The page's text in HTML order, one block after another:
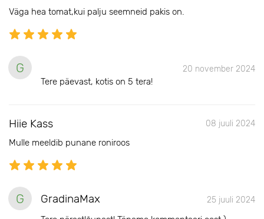
Väga hea tomat,kui palju seemneid pakis on.
G 20 november 2024
Tere päevast, kotis on 5 tera!
Hiie Kass 08 juuli 2024
Mulle meeldib punane roniroos
G GradinaMax 25 juuli 2024